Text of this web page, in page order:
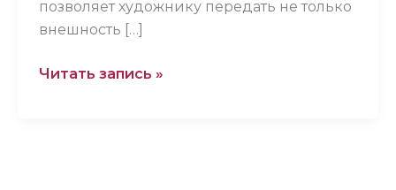
позволяет художнику передать не только
внешность […]
Читать запись »